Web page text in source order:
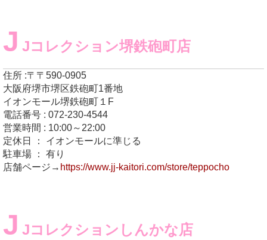
J Jコレクション堺鉄砲町店
住所 :〒〒590-0905
大阪府堺市堺区鉄砲町1番地
イオンモール堺鉄砲町１F
電話番号 : 072-230-4544
営業時間 : 10:00～22:00
定休日 ： イオンモールに準じる
駐車場 ： 有り
店舗ページ→ https://www.jj-kaitori.com/store/teppocho
J Jコレクションしんかな店